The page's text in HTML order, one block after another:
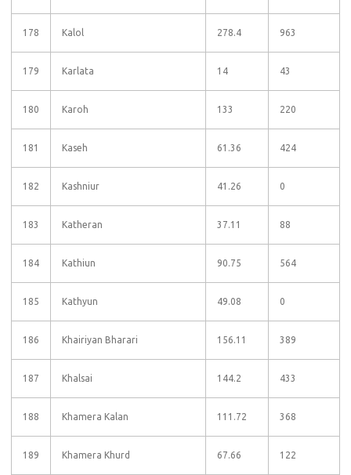
178 Kalol 278.4 963
179 Karlata 14 43
180 Karoh 133 220
181 Kaseh 61.36 424
182 Kashniur 41.26 0
183 Katheran 37.11 88
184 Kathiun 90.75 564
185 Kathyun 49.08 0
186 Khairiyan Bharari 156.11 389
187 Khalsai 144.2 433
188 Khamera Kalan 111.72 368
189 Khamera Khurd 67.66 122